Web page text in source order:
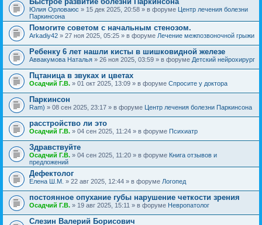
Юлия Орловаюс » 15 дек 2025, 20:58 » в форуме Центр лечения болезни
Паркинсона
Помогите советом с начальным стенозом.
Arkadiy42 » 27 ноя 2025, 05:25 » в форуме Лечение межпозвоночной грыжи
Ребенку 6 лет нашли кисты в шишковидной железе
Аввакумова Наталья » 26 ноя 2025, 03:59 » в форуме Детский нейрохирург
Пцтаница в звуках и цветах
Осадчий Г.В. » 01 окт 2025, 13:09 » в форуме Спросите у доктора
Паркинсон
Ram) » 08 сен 2025, 23:17 » в форуме Центр лечения болезни Паркинсона
расстройство ли это
Осадчий Г.В. » 04 сен 2025, 11:24 » в форуме Психиатр
Здравствуйте
Осадчий Г.В. » 04 сен 2025, 11:20 » в форуме Книга отзывов и
предложений
Дефектолог
Елена Ш.М. » 22 авг 2025, 12:44 » в форуме Логопед
постоянное опухание губы нарушение четкости зрения
Осадчий Г.В. » 19 авг 2025, 15:11 » в форуме Невропатолог
Слезин Валерий Борисович